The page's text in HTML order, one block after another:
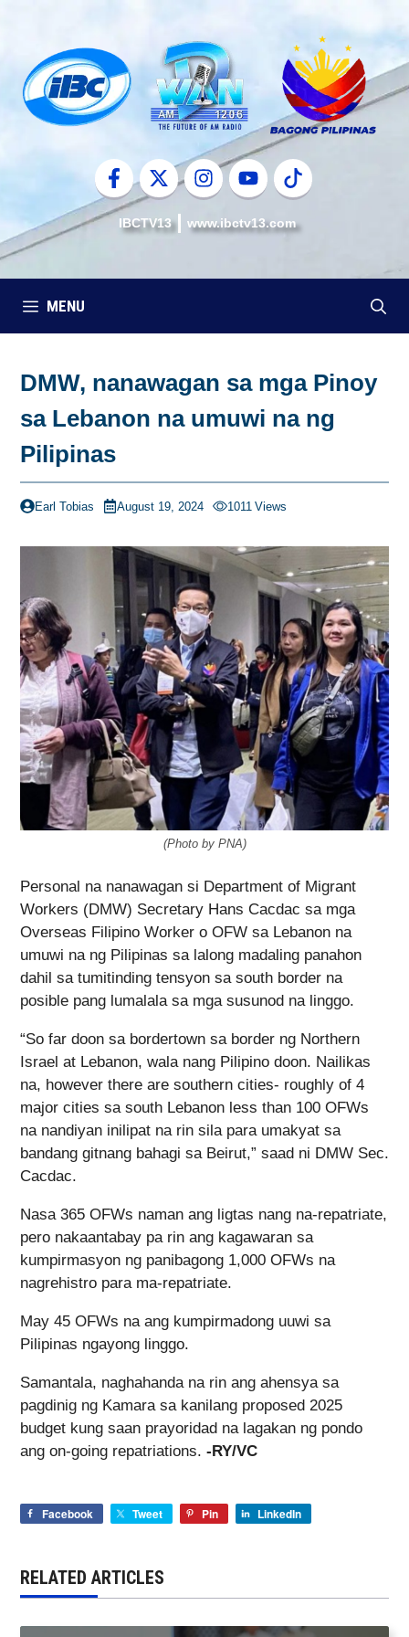
content
IBCTV13 www.ibctv13.com
MENU
DMW, nanawagan sa mga Pinoy
sa Lebanon na umuwi na ng
Pilipinas
Earl Tobias August 19, 2024 1011 Views
(Photo by PNA)
Personal na nanawagan si Department of Migrant
Workers (DMW) Secretary Hans Cacdac sa mga
Overseas Filipino Worker o OFW sa Lebanon na
umuwi na ng Pilipinas sa lalong madaling panahon
dahil sa tumitinding tensyon sa south border na
posible pang lumalala sa mga susunod na linggo.
“So far doon sa bordertown sa border ng Northern
Israel at Lebanon, wala nang Pilipino doon. Nailikas
na, however there are southern cities- roughly of 4
major cities sa south Lebanon less than 100 OFWs
na nandiyan inilipat na rin sila para umakyat sa
bandang gitnang bahagi sa Beirut,” saad ni DMW Sec.
Cacdac.
Nasa 365 OFWs naman ang ligtas nang na-repatriate,
pero nakaantabay pa rin ang kagawaran sa
kumpirmasyon ng panibagong 1,000 OFWs na
nagrehistro para ma-repatriate.
May 45 OFWs na ang kumpirmadong uuwi sa
Pilipinas ngayong linggo.
Samantala, naghahanda na rin ang ahensya sa
pagdinig ng Kamara sa kanilang proposed 2025
budget kung saan prayoridad na lagakan ng pondo
ang on-going repatriations. -RY/VC
Facebook Tweet Pin LinkedIn
RELATED ARTICLES